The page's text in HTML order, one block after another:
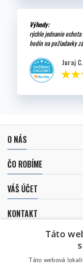
Výhody:
rýchle jednanie
hodín na požiadavky
Juraj C.
O NÁS
ČO ROBÍME
VÁŠ ÚČET
KONTAKT
Táto
Táto webová